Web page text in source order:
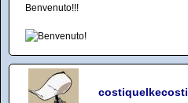
Benvenuto!!!
costiquelkecosti